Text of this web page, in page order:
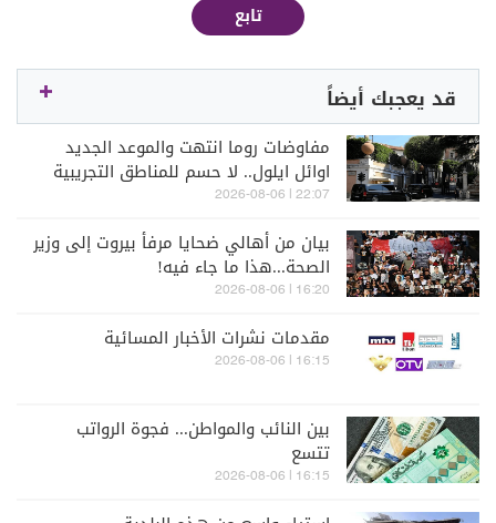
تابع
قد يعجبك أيضاً
مفاوضات روما انتهت والموعد الجديد
اوائل ايلول.. لا حسم للمناطق التجريبية
وآلية التحقق
22:07 | 2026-08-06
بيان من أهالي ضحايا مرفأ بيروت إلى وزير
الصحة...هذا ما جاء فيه!
16:20 | 2026-08-06
مقدمات نشرات الأخبار المسائية
16:15 | 2026-08-06
بين النائب والمواطن... فجوة الرواتب
تتسع
16:15 | 2026-08-06